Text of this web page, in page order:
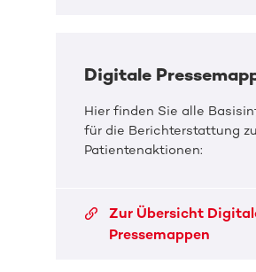
Digitale
Hier finden Sie alle
für die Berichterstattung
Patientenaktionen:
Zur Übersicht
Pressemappen